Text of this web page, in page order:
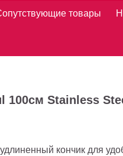
товары
100см Stainless
кончик для